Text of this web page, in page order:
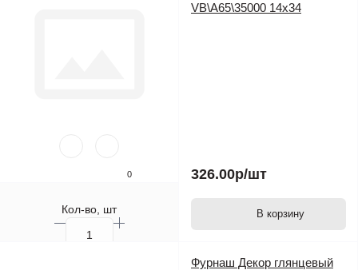
0
Кол-во, шт
VB\A65\35000 14х34
326.00р/шт
В корзину
Фурнаш Декор глянцевый